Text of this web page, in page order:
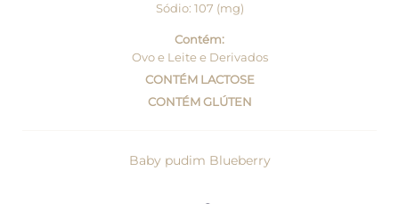
Sódio: 107 (mg)
Contém:
Ovo e Leite e Derivados
CONTÉM LACTOSE
CONTÉM GLÚTEN
Baby pudim Blueberry